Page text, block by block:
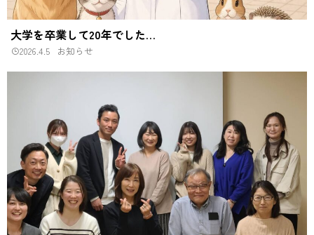
大学を卒業して20年でした…
2026.4.5 お知らせ